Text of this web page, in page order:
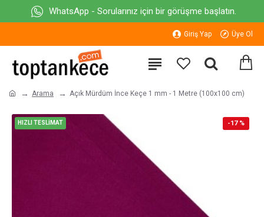
WhatsApp - Sorularınız için bir görüşme başlatın.
Giriş Yap Üye Ol
Arama Açık Mürdüm İnce Keçe 1 mm - 1 Metre (100x100 cm)
HIZLI TESLİMAT -17 %